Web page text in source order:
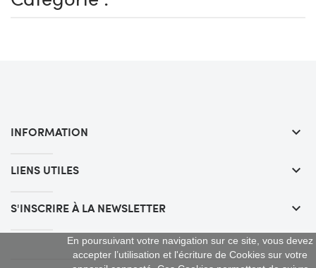
INFORMATION keyboard_arrow_down
LIENS UTILES keyboard_arrow_down
S'INSCRIRE À LA NEWSLETTER keyboard_arrow_down
En poursuivant votre navigation sur ce site, vous devez
accepter l’utilisation et l'écriture de Cookies sur votre